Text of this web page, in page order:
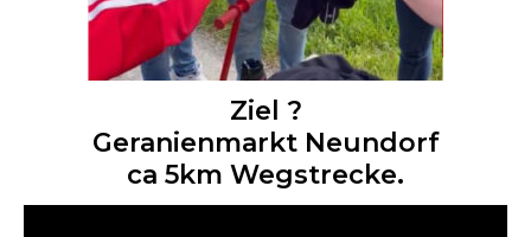
Ziel ?
Geranienmarkt Neundorf
ca 5km Wegstrecke.